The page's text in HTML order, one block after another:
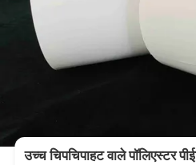
उच्च चिपचिपाहट वाले पॉलिएस्टर